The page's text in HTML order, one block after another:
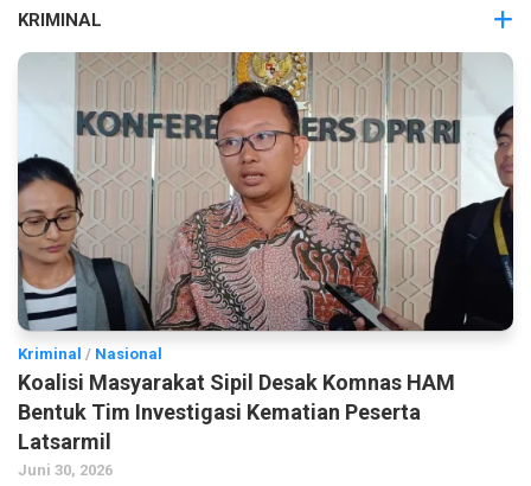
KRIMINAL
Kriminal / Nasional
Koalisi Masyarakat Sipil Desak Komnas HAM
Bentuk Tim Investigasi Kematian Peserta
Latsarmil
Juni 30, 2026